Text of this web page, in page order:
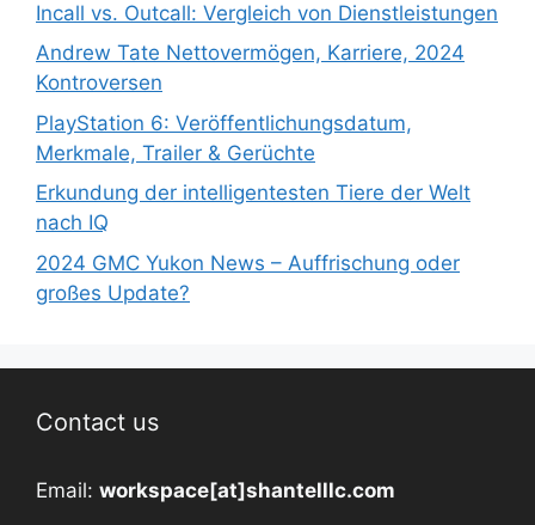
Incall vs. Outcall: Vergleich von Dienstleistungen
Andrew Tate Nettovermögen, Karriere, 2024
Kontroversen
PlayStation 6: Veröffentlichungsdatum,
Merkmale, Trailer & Gerüchte
Erkundung der intelligentesten Tiere der Welt
nach IQ
2024 GMC Yukon News – Auffrischung oder
großes Update?
Contact us
Email: workspace[at]shantelllc.com